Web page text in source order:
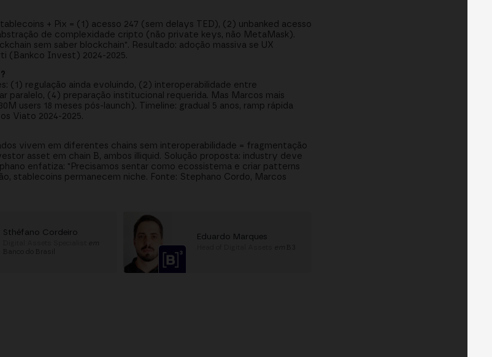
+ Pix = (1) acesso 247 (sem delays TED), (2) unbanked acesso
de complexidade cripto (não private keys, não MetaMask).
sem saber blockchain". Resultado: adoção massiva se UX
(Bankco Invest) 2024-2025.
(1) regulação ainda evoluindo, (2) interoperabilidade entre
(4) preparação institucional requerida. Mas Marcos mais
users 18 meses pós-launch). Timeline: gradual 5 anos, ramp rápida
Viato 2024-2025.
vivem em diferentes chains sem interoperabilidade = fragmentação
asset em chain B, ambos illiquid. Solução proposta: industry deve
enfatiza: "Precisamos sentar como ecossistema e criar patterns
stablecoins permanecem niche. Fonte: Stephano Cordo, Marcos
Sthéfano Cordeiro Eduardo Marques